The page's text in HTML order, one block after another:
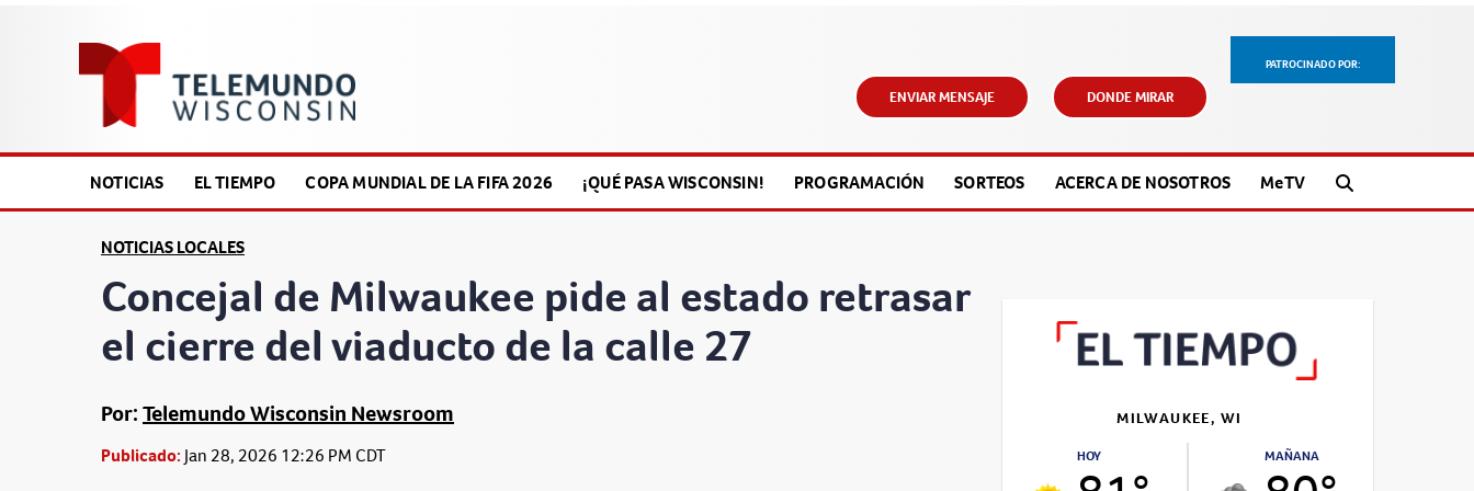
PATROCINADO POR:
ENVIAR MENSAJE DONDE MIRAR
NOTICIAS EL TIEMPO COPA MUNDIAL DE LA FIFA 2026 ¡QUÉ PASA WISCONSIN! PROGRAMACIÓN SORTEOS ACERCA DE NOSOTROS MeTV
NOTICIAS LOCALES
Concejal de Milwaukee pide al estado retrasar
el cierre del viaducto de la calle 27
Por:Telemundo Wisconsin Newsroom
Publicado: Jan 28, 2026 12:26 PM CDT
MILWAUKEE, WI
HOY MAÑANA